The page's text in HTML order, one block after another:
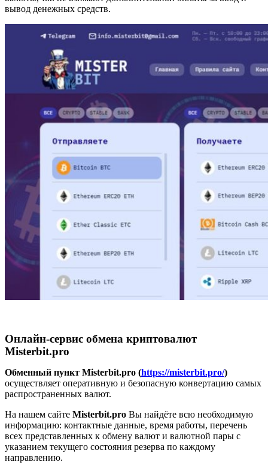
вывод денежных средств.
Онлайн-сервис обмена криптовалют
Misterbit.pro
Обменный пункт Misterbit.pro (https://misterbit.pro/)
осуществляет оперативную и безопасную конвертацию самых
распространенных валют.
На нашем сайте Misterbit.pro Вы найдёте всю необходимую
информацию: контактные данные, время работы, перечень
всех представленных к обмену валют и валютной пары с
указанием текущего состояния резерва по каждому
направлению.